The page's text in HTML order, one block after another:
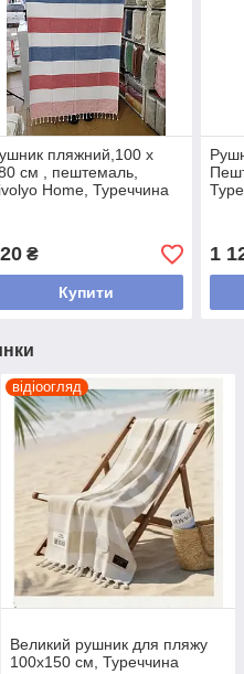
пляжний,100 х
см , пештемаль,
Home, Туреччина
₴
Купити
1
відіоогляд
Великий рушник для пляжу
100х150 см, Туреччина